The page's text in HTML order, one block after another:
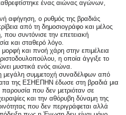
ένας αιώνας αγώνων,
αφήγηση, ο ρυθμός της βραδιάς
από τη δημοσιογράφο και μέλος
συντόνισε την επετειακή
και σταθερό λόγο.
και πνοή χάρη στην επιμέλεια
η οποία άγγιξε το
μυστικά ενός αιώνα.
μεγάλη συμμετοχή συναδέλφων από
της ΕΣΗΕΠΗΝ έδωσε στη βραδιά μια
που δεν μετριόταν σε
και την αθόρυβη δύναμη της
που δεν περιγράφεται αλλά